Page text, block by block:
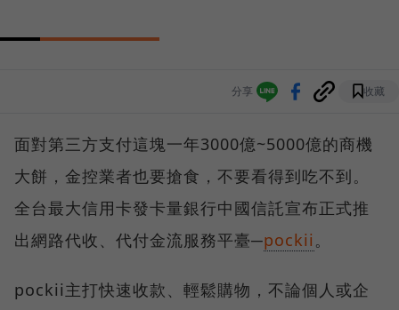
分享 收藏
面對第三方支付這塊一年3000億~5000億的商機
大餅，金控業者也要搶食，不要看得到吃不到。
全台最大信用卡發卡量銀行中國信託宣布正式推
出網路代收、代付金流服務平臺─pockii 。
pockii主打快速收款、輕鬆購物，不論個人或企